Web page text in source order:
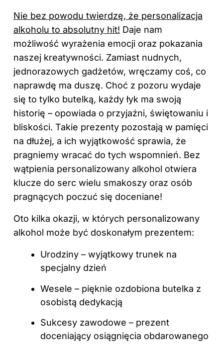
Nie bez powodu twierdzę, że personalizacja
alkoholu to absolutny hit! Daje nam
możliwość wyrażenia emocji oraz pokazania
naszej kreatywności. Zamiast nudnych,
jednorazowych gadżetów, wręczamy coś, co
naprawdę ma duszę. Choć z pozoru wydaje
się to tylko butelką, każdy łyk ma swoją
historię – opowiada o przyjaźni, świętowaniu i
bliskości. Takie prezenty pozostają w pamięci
na dłużej, a ich wyjątkowość sprawia, że
pragniemy wracać do tych wspomnień. Bez
wątpienia personalizowany alkohol otwiera
klucze do serc wielu smakoszy oraz osób
pragnących poczuć się doceniane!
Oto kilka okazji, w których personalizowany
alkohol może być doskonałym prezentem:
Urodziny – wyjątkowy trunek na
specjalny dzień
Wesele – pięknie ozdobiona butelka z
osobistą dedykacją
Sukcesy zawodowe – prezent
doceniający osiągnięcia obdarowanego